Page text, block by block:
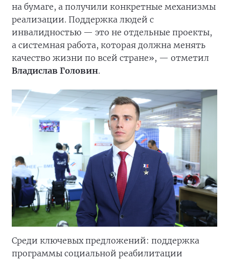
на бумаге, а получили конкретные механизмы
реализации. Поддержка людей с
инвалидностью — это не отдельные проекты,
а системная работа, которая должна менять
качество жизни по всей стране», — отметил
Владислав Головин.
Среди ключевых предложений: поддержка
программы социальной реабилитации